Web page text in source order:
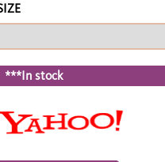
***In stock